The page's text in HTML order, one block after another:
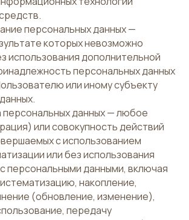
персональных данных —
которых невозможно
использования дополнительной
персональных данных
или иному субъекту
данных — любое
или совокупность действий
с использованием
или без использования
персональными данными, включая
накопление,
(обновление, изменение),
передачу